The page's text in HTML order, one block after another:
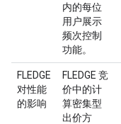
内的每位
用户展示
频次控制
功能。
FLEDGE
对性能
的影响
FLEDGE 竞
价中的计
算密集型
出价方